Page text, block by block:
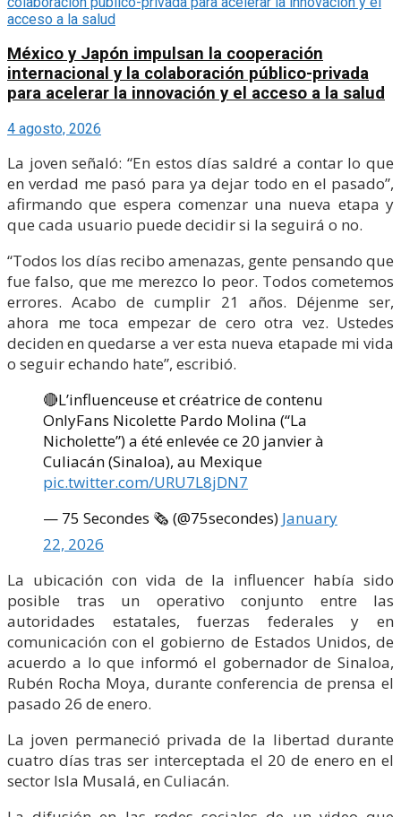
México y Japón impulsan la cooperación
internacional y la colaboración público-privada
para acelerar la innovación y el acceso a la salud
4 agosto, 2026
La joven señaló: “En estos días saldré a contar lo que
en verdad me pasó para ya dejar todo en el pasado”,
afirmando que espera comenzar una nueva etapa y
que cada usuario puede decidir si la seguirá o no.
“Todos los días recibo amenazas, gente pensando que
fue falso, que me merezco lo peor. Todos cometemos
errores. Acabo de cumplir 21 años. Déjenme ser,
ahora me toca empezar de cero otra vez. Ustedes
deciden en quedarse a ver esta nueva etapade mi vida
o seguir echando hate”, escribió.
🔴L’influenceuse et créatrice de contenu
OnlyFans Nicolette Pardo Molina (“La
Nicholette”) a été enlevée ce 20 janvier à
Culiacán (Sinaloa), au Mexique
pic.twitter.com/URU7L8jDN7
— 75 Secondes 🗞️ (@75secondes) January
22, 2026
La ubicación con vida de la influencer había sido
posible tras un operativo conjunto entre las
autoridades estatales, fuerzas federales y en
comunicación con el gobierno de Estados Unidos, de
acuerdo a lo que informó el gobernador de Sinaloa,
Rubén Rocha Moya, durante conferencia de prensa el
pasado 26 de enero.
La joven permaneció privada de la libertad durante
cuatro días tras ser interceptada el 20 de enero en el
sector Isla Musalá, en Culiacán.